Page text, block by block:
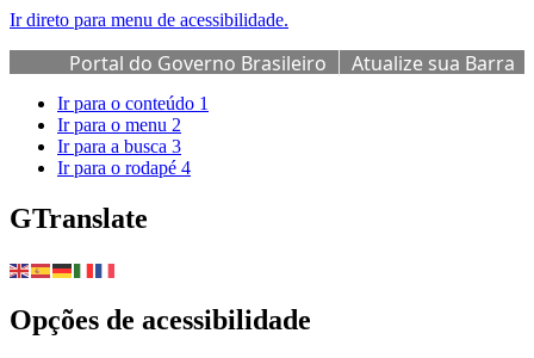
Ir direto para menu de acessibilidade.
Portal do Governo Brasileiro
Atualize sua Barra
de Governo
Ir para o conteúdo 1
Ir para o menu 2
Ir para a busca 3
Ir para o rodapé 4
GTranslate
Opções de acessibilidade